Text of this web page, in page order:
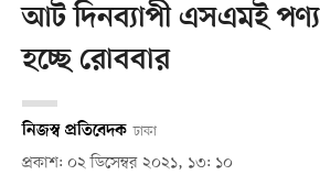
আট দিনব্যাপী এসএমই
হচ্ছে রোববার
নিজস্ব প্রতিবেদক ঢাকা
প্রকাশ: ০২ ডিসেম্বর ২০২১, ১৩: ১০